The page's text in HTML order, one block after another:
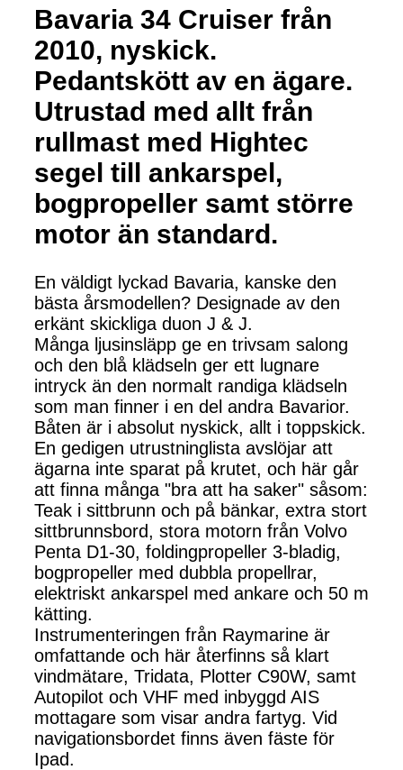
Bavaria 34 Cruiser från
2010, nyskick.
Pedantskött av en ägare.
Utrustad med allt från
rullmast med Hightec
segel till ankarspel,
bogpropeller samt större
motor än standard.
En väldigt lyckad Bavaria, kanske den
bästa årsmodellen? Designade av den
erkänt skickliga duon J & J.
Många ljusinsläpp ge en trivsam salong
och den blå klädseln ger ett lugnare
intryck än den normalt randiga klädseln
som man finner i en del andra Bavarior.
Båten är i absolut nyskick, allt i toppskick.
En gedigen utrustninglista avslöjar att
ägarna inte sparat på krutet, och här går
att finna många "bra att ha saker" såsom:
Teak i sittbrunn och på bänkar, extra stort
sittbrunnsbord, stora motorn från Volvo
Penta D1-30, foldingpropeller 3-bladig,
bogpropeller med dubbla propellrar,
elektriskt ankarspel med ankare och 50 m
kätting.
Instrumenteringen från Raymarine är
omfattande och här återfinns så klart
vindmätare, Tridata, Plotter C90W, samt
Autopilot och VHF med inbyggd AIS
mottagare som visar andra fartyg. Vid
navigationsbordet finns även fäste för
Ipad.